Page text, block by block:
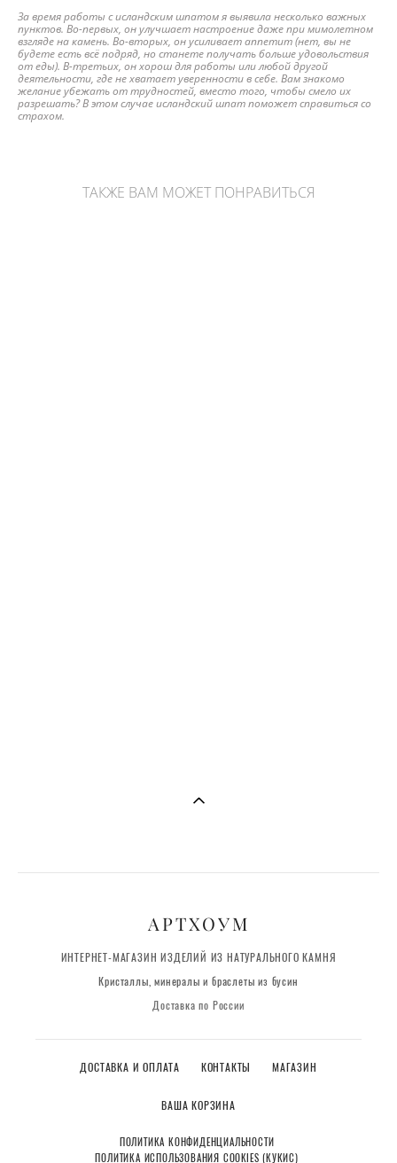
За время работы с исландским шпатом я выявила несколько важных
пунктов. Во-первых, он улучшает настроение даже при мимолетном
взгляде на камень. Во-вторых, он усиливает аппетит (нет, вы не
будете есть всё подряд, но станете получать больше удовольствия
от еды). В-третьих, он хорош для работы или любой другой
деятельности, где не хватает уверенности в себе. Вам знакомо
желание убежать от трудностей, вместо того, чтобы смело их
разрешать? В этом случае исландский шпат поможет справиться со
страхом.
ТАКЖЕ ВАМ МОЖЕТ ПОНРАВИТЬСЯ
АРТХОУМ
ИНТЕРНЕТ-МАГАЗИН ИЗДЕЛИЙ ИЗ НАТУРАЛЬНОГО КАМНЯ
Кристаллы, минералы и браслеты из бусин
Доставка по России
ДОСТАВКА И ОПЛАТА КОНТАКТЫ МАГАЗИН
ВАША КОРЗИНА
ПОЛИТИКА КОНФИДЕНЦИАЛЬНОСТИ
ПОЛИТИКА ИСПОЛЬЗОВАНИЯ COOKIES (КУКИС)